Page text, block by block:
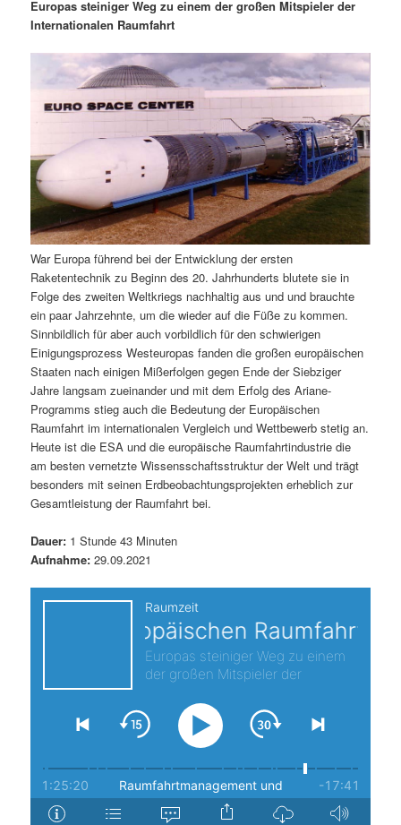
e
n
I
n
h
a
l
t
s
p
r
i
n
ä
r
e
n
I
n
h
a
l
t
s
p
g
n
n
a
o
n
Europas steiniger Weg zu einem der großen Mitspieler der
Internationalen Raumfahrt
War Europa führend bei der Entwicklung der ersten
Raketentechnik zu Beginn des 20. Jahrhunderts blutete sie in
Folge des zweiten Weltkriegs nachhaltig aus und und brauchte
ein paar Jahrzehnte, um die wieder auf die Füße zu kommen.
Sinnbildlich für aber auch vorbildlich für den schwierigen
Einigungsprozess Westeuropas fanden die großen europäischen
Staaten nach einigen Mißerfolgen gegen Ende der Siebziger
Jahre langsam zueinander und mit dem Erfolg des Ariane-
Programms stieg auch die Bedeutung der Europäischen
Raumfahrt im internationalen Vergleich und Wettbewerb stetig an.
Heute ist die ESA und die europäische Raumfahrtindustrie die
am besten vernetzte Wissensschaftsstruktur der Welt und trägt
besonders mit seinen Erdbeobachtungsprojekten erheblich zur
Gesamtleistung der Raumfahrt bei.
Dauer: 1 Stunde 43 Minuten
Aufnahme: 29.09.2021